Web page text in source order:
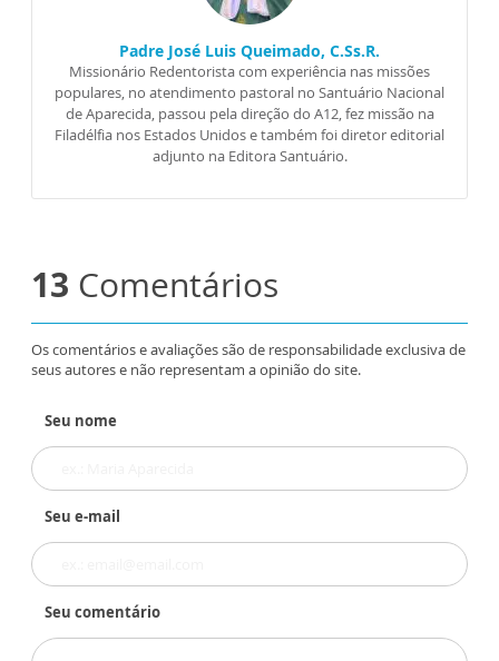
Padre José Luis Queimado, C.Ss.R.
Missionário Redentorista com experiência nas missões
populares, no atendimento pastoral no Santuário Nacional
de Aparecida, passou pela direção do A12, fez missão na
Filadélfia nos Estados Unidos e também foi diretor editorial
adjunto na Editora Santuário.
13 Comentários
Os comentários e avaliações são de responsabilidade exclusiva de
seus autores e não representam a opinião do site.
Seu nome
Seu e-mail
Seu comentário